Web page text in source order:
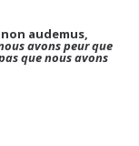
audemus,
avons peur que
que nous avons